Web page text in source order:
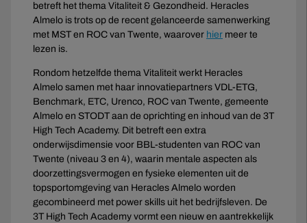
betreft het thema Vitaliteit & Gezondheid. Heracles
Almelo is trots op de recent gelanceerde samenwerking
met MST en ROC van Twente, waarover hier meer te
lezen is.
Rondom hetzelfde thema Vitaliteit werkt Heracles
Almelo samen met haar innovatiepartners VDL-ETG,
Benchmark, ETC, Urenco, ROC van Twente, gemeente
Almelo en STODT aan de oprichting en inhoud van de 3T
High Tech Academy. Dit betreft een extra
onderwijsdimensie voor BBL-studenten van ROC van
Twente (niveau 3 en 4), waarin mentale aspecten als
doorzettingsvermogen en fysieke elementen uit de
topsportomgeving van Heracles Almelo worden
gecombineerd met power skills uit het bedrijfsleven. De
3T High Tech Academy vormt een nieuw en aantrekkelijk